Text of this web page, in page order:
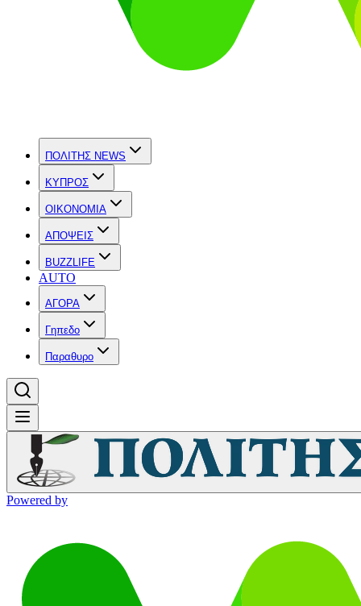
ΠΟΛΙΤΗΣ NEWS
ΚΥΠΡΟΣ
OIKONOMIA
ΑΠΟΨΕΙΣ
BUZZLIFE
AUTO
ΑΓΟΡΑ
Γηπεδο
Παραθυρο
Powered by